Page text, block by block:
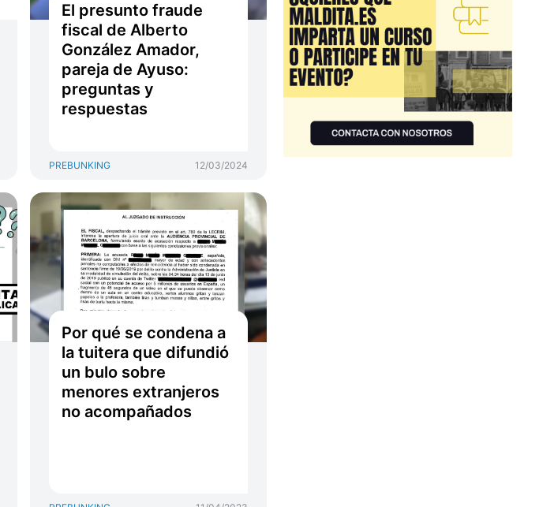
El presunto fraude
fiscal de Alberto
González Amador,
pareja de Ayuso:
preguntas y
respuestas
PREBUNKING 12/03/2024
Por qué se condena a
la tuitera que difundió
un bulo sobre
menores extranjeros
no acompañados